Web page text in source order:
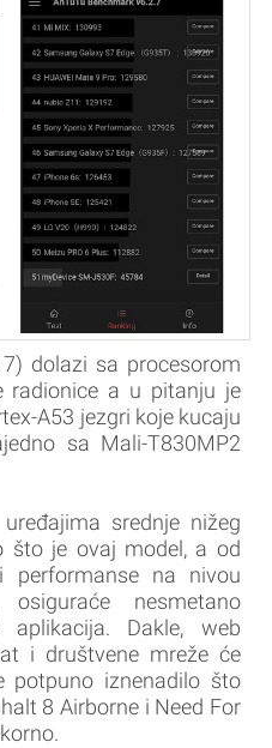
dolazi sa procesorom
radionice a u pitanju je
A53 jezgri koje kucaju
sa Mali-T830MP2
srednje nižeg
što je ovaj model, a od
performanse na nivou
nesmetano
aplikacija. Dakle, web
i društvene mreže će
potpuno iznenadilo što
8 Airborne i Need For